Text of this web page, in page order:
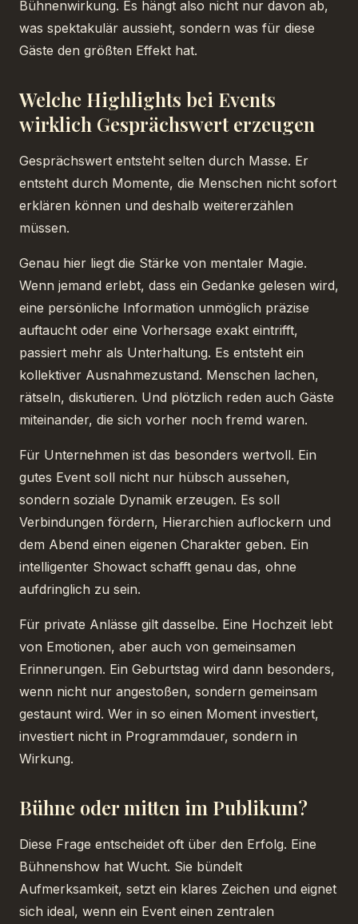
Bühnenwirkung. Es hängt also nicht nur davon ab,
was spektakulär aussieht, sondern was für diese
Gäste den größten Effekt hat.
Welche Highlights bei Events
wirklich Gesprächswert erzeugen
Gesprächswert entsteht selten durch Masse. Er
entsteht durch Momente, die Menschen nicht sofort
erklären können und deshalb weitererzählen
müssen.
Genau hier liegt die Stärke von mentaler Magie.
Wenn jemand erlebt, dass ein Gedanke gelesen wird,
eine persönliche Information unmöglich präzise
auftaucht oder eine Vorhersage exakt eintrifft,
passiert mehr als Unterhaltung. Es entsteht ein
kollektiver Ausnahmezustand. Menschen lachen,
rätseln, diskutieren. Und plötzlich reden auch Gäste
miteinander, die sich vorher noch fremd waren.
Für Unternehmen ist das besonders wertvoll. Ein
gutes Event soll nicht nur hübsch aussehen,
sondern soziale Dynamik erzeugen. Es soll
Verbindungen fördern, Hierarchien auflockern und
dem Abend einen eigenen Charakter geben. Ein
intelligenter Showact schafft genau das, ohne
aufdringlich zu sein.
Für private Anlässe gilt dasselbe. Eine Hochzeit lebt
von Emotionen, aber auch von gemeinsamen
Erinnerungen. Ein Geburtstag wird dann besonders,
wenn nicht nur angestoßen, sondern gemeinsam
gestaunt wird. Wer in so einen Moment investiert,
investiert nicht in Programmdauer, sondern in
Wirkung.
Bühne oder mitten im Publikum?
Diese Frage entscheidet oft über den Erfolg. Eine
Bühnenshow hat Wucht. Sie bündelt
Aufmerksamkeit, setzt ein klares Zeichen und eignet
sich ideal, wenn ein Event einen zentralen